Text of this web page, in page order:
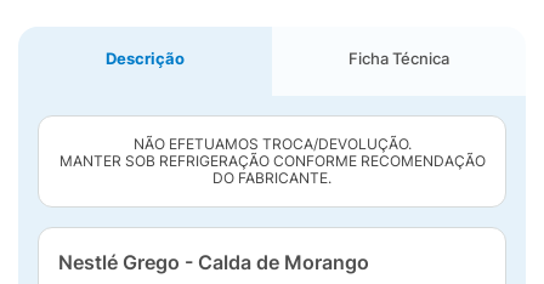
Descrição Ficha Técnica
NÃO EFETUAMOS TROCA/DEVOLUÇÃO.
MANTER SOB REFRIGERAÇÃO CONFORME RECOMENDAÇÃO
DO FABRICANTE.
Nestlé Grego - Calda de Morango